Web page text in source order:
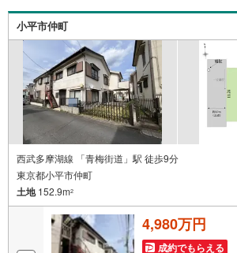
小平市仲町
西武多摩湖線 「青梅街道」駅 徒歩9分
東京都小平市仲町
土地152.9m2
4,980万円
成約でもらえる